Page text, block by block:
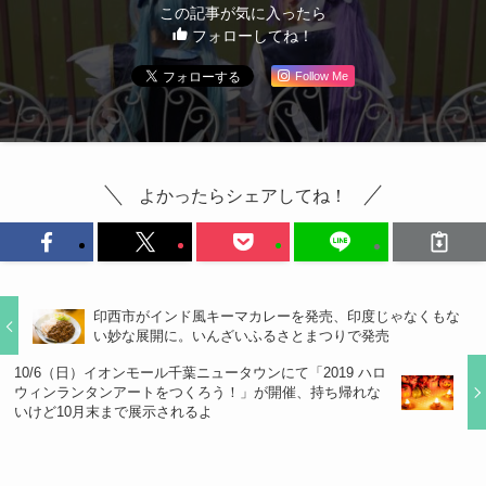
この記事が気に入ったら
フォローしてね！
Follow Me
よかったらシェアしてね！
印西市がインド風キーマカレーを発売、印度じゃなくもな
い妙な展開に。いんざいふるさとまつりで発売
10/6（日）イオンモール千葉ニュータウンにて「2019 ハロ
ウィンランタンアートをつくろう！」が開催、持ち帰れな
いけど10月末まで展示されるよ